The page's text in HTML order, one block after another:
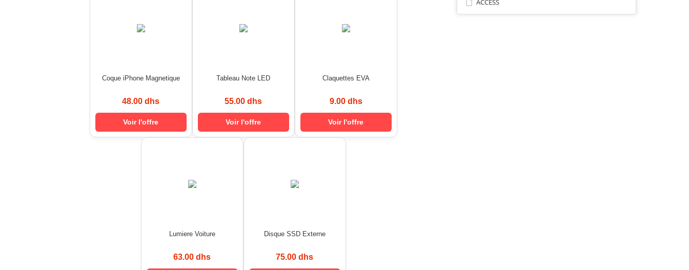
Coque iPhone Magnetique
48.00 dhs
Voir l'offre
Tableau Note LED
55.00 dhs
Voir l'offre
Claquettes EVA
9.00 dhs
Voir l'offre
Lumiere Voiture
63.00 dhs
Disque SSD Externe
75.00 dhs
ACCESS